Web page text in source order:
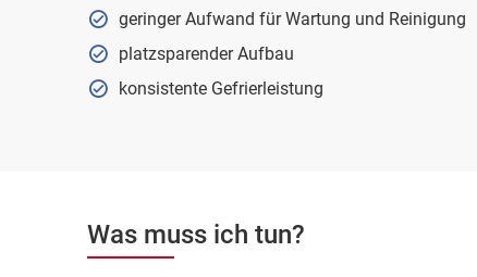
geringer Aufwand für Wartung und Reinigung
platzsparender Aufbau
konsistente Gefrierleistung
Was muss ich tun?